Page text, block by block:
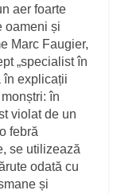
aer foarte
oameni și
Marc Faugier,
„specialist în
în explicații
în
violat de un
febră
se utilizează
odată cu
și